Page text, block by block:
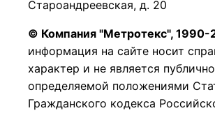
Староандреевская, д. 20
© Компания "Метротекс", 1990-
информация на сайте носит
характер и не является
определяемой положениями
Гражданского кодекса